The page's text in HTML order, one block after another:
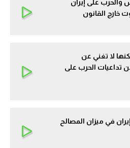
والحرب على إيران
خارج القانون
لا تغني عن
تداعيات الحرب على
في ميزان المصالح